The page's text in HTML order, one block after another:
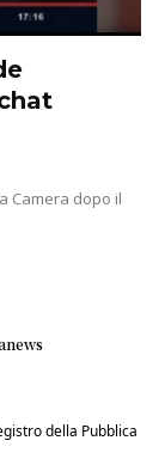
Camera dopo il
della Pubblica